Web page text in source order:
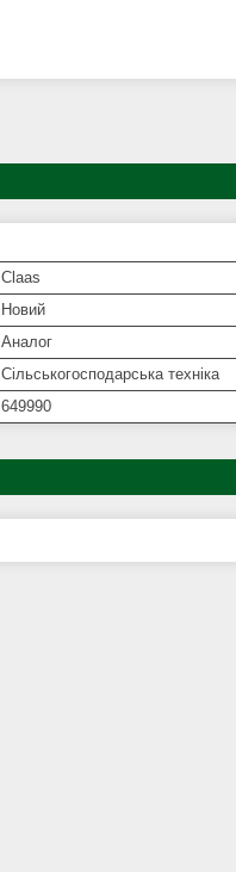
Claas
Новий
Аналог
Сільськогосподарська техніка
649990